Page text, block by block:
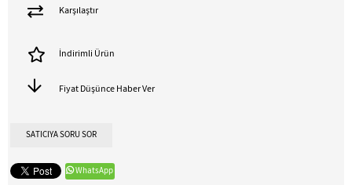
Karşılaştır
İndirimli Ürün
Fiyat Düşünce Haber Ver
SATICIYA SORU SOR
WhatsApp